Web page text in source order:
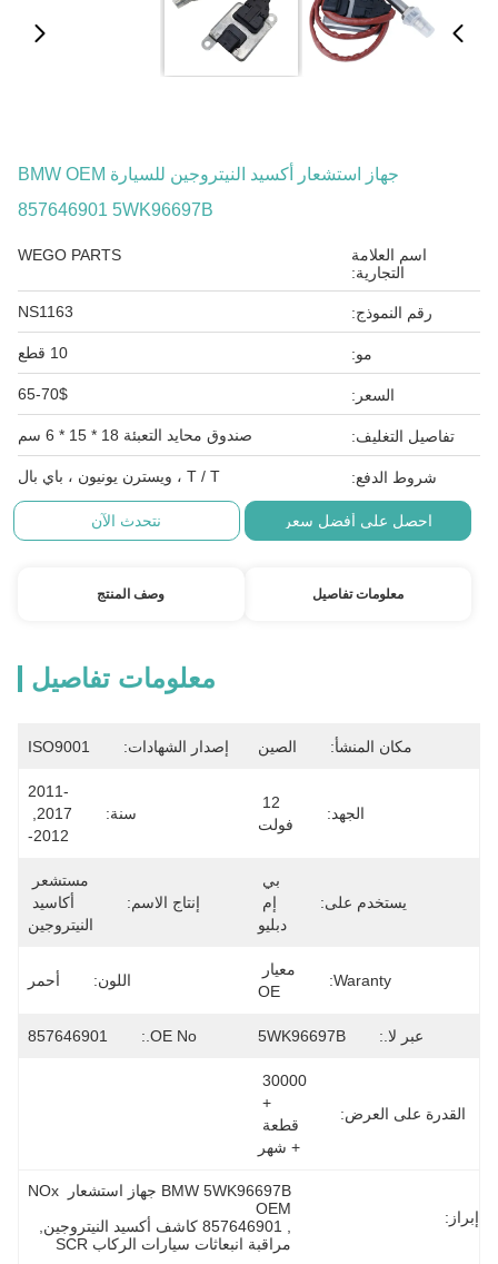
جهاز استشعار أكسيد النيتروجين للسيارة BMW OEM
857646901 5WK96697B
اسم العلامة
التجارية:
WEGO PARTS
رقم النموذج: NS1163
مو: 10 قطع
السعر: 65-70$
تفاصيل التغليف: صندوق محايد التعبئة 18 * 15 * 6 سم
شروط الدفع: T / T ، ويسترن يونيون ، باي بال
احصل على أفضل سعر نتحدث الآن
معلومات تفاصيل وصف المنتج
معلومات تفاصيل
مكان المنشأ: الصين إصدار الشهادات: ISO9001
الجهد:
فولت
سنة:
2011-
2012-
يستخدم على:
دبليو
إنتاج الاسم:
النيتروجين
Waranty:
OE
اللون: أحمر
عبر لا.: 5WK96697B
OE No.:
857646901
القدرة على العرض:
+ شهر
إبراز:
BMW 5WK96697B جهاز استشعار NOx
OEM
857646901 كاشف أكسيد النيتروجين
مراقبة انبعاثات سيارات الركاب SCR